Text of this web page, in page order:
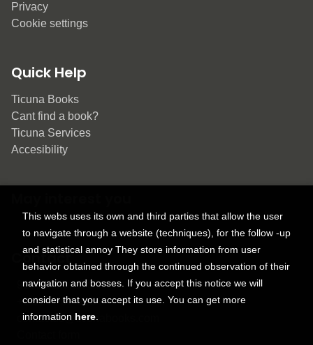
Privacy
Cookie settings
Quick Help
Ticuna Books
Cant find a book?
Ticuna Services
Accesibility
Contact
9150 Tahoma St.
+1 614-707-9934
contactus@ticunabooks.com
This webs uses its own and third parties that allow the user
to navigate through a website (techniques), for the follow -up
and statistical annoy They store information from user
behavior obtained through the continued observation of their
navigation and bosses. If you accept this notice we will
consider that you accept its use. You can get more
information here